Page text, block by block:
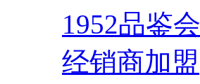
1952品鉴会
经销商加盟